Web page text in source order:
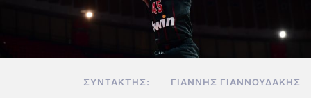
ΣΥΝΤΆΚΤΗΣ: ΓΙΆΝΝΗΣ ΓΙΑΝΝΟΥΔΆΚΗΣ